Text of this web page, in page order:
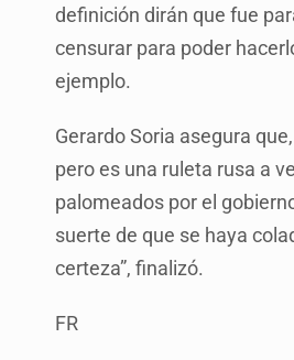
definición dirán que fue
censurar para poder
ejemplo.
Gerardo Soria asegura
pero es una ruleta rusa a
palomeados por el
suerte de que se haya
certeza”, finalizó.
FR